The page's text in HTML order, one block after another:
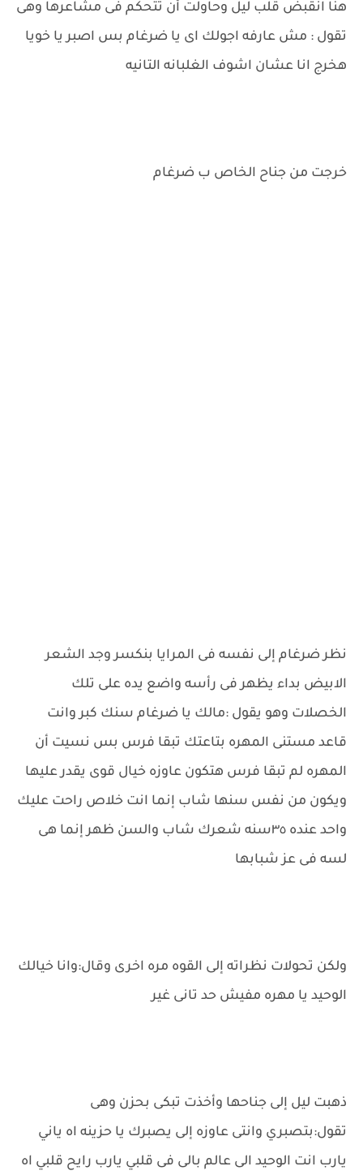
هنا انقبض قلب ليل وحاولت أن تتحكم فى مشاعرها وهى
تقول : مش عارفه اجولك اى يا ضرغام بس اصبر يا خويا
هخرج انا عشان اشوف الغلبانه التانيه
خرجت من جناح الخاص ب ضرغام
نظر ضرغام إلى نفسه فى المرايا بنكسر وجد الشعر
الابيض بداء يظهر فى رأسه واضع يده على تلك
الخصلات وهو يقول :مالك يا ضرغام سنك كبر وانت
قاعد مستنى المهره بتاعتك تبقا فرس بس نسيت أن
المهره لم تبقا فرس هتكون عاوزه خيال قوى يقدر عليها
ويكون من نفس سنها شاب إنما انت خلاص راحت عليك
واحد عنده ٣٥سنه شعرك شاب والسن ظهر إنما هى
لسه فى عز شبابها
ولكن تحولات نظراته إلى القوه مره اخرى وقال:وانا خيالك
الوحيد يا مهره مفيش حد تانى غير
ذهبت ليل إلى جناحها وأخذت تبكى بحزن وهى
تقول:بتصبري وانتى عاوزه إلى يصبرك يا حزينه اه ياني
يارب انت الوحيد الى عالم بالى فى قلبي يارب رايح قلبي اه